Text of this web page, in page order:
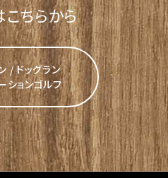
ちらから
/ ドッグラン
ションゴルフ